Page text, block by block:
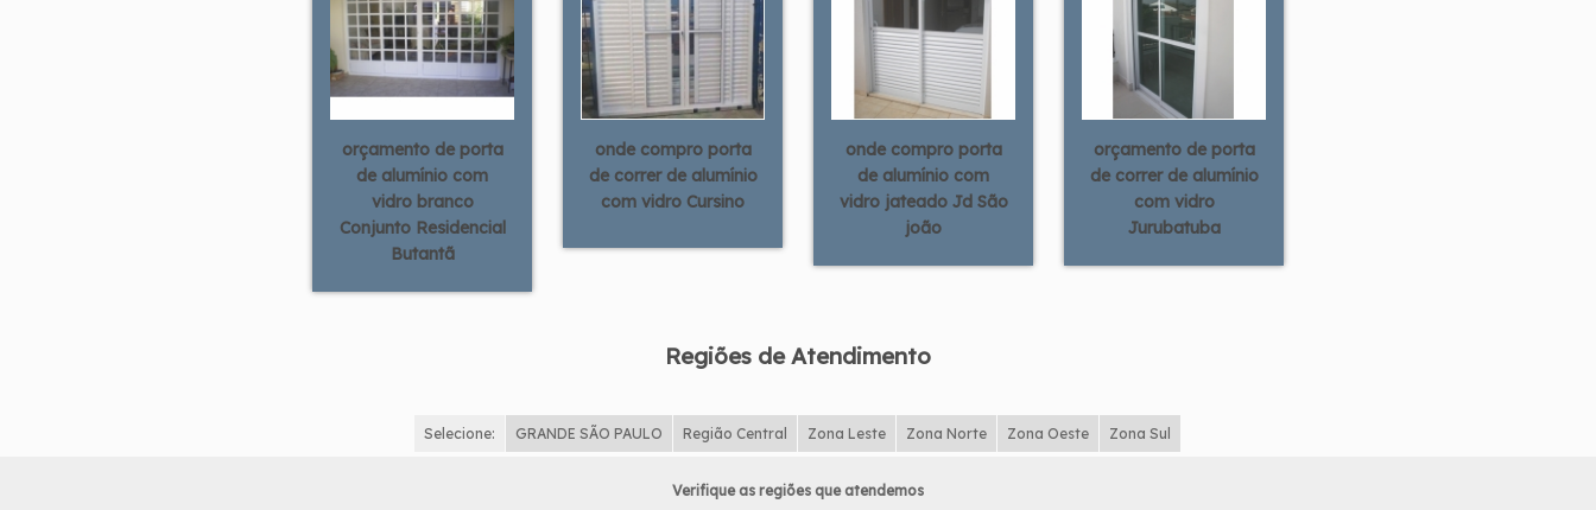
orçamento de porta
de alumínio com
vidro branco
Conjunto Residencial
Butantã
onde compro porta
de correr de alumínio
com vidro Cursino
onde compro porta
de alumínio com
vidro jateado Jd São
joão
orçamento de porta
de correr de alumínio
com vidro
Jurubatuba
Regiões de Atendimento
Selecione: GRANDE SÃO PAULO Região Central Zona Leste Zona Norte Zona Oeste Zona Sul
Verifique as regiões que atendemos